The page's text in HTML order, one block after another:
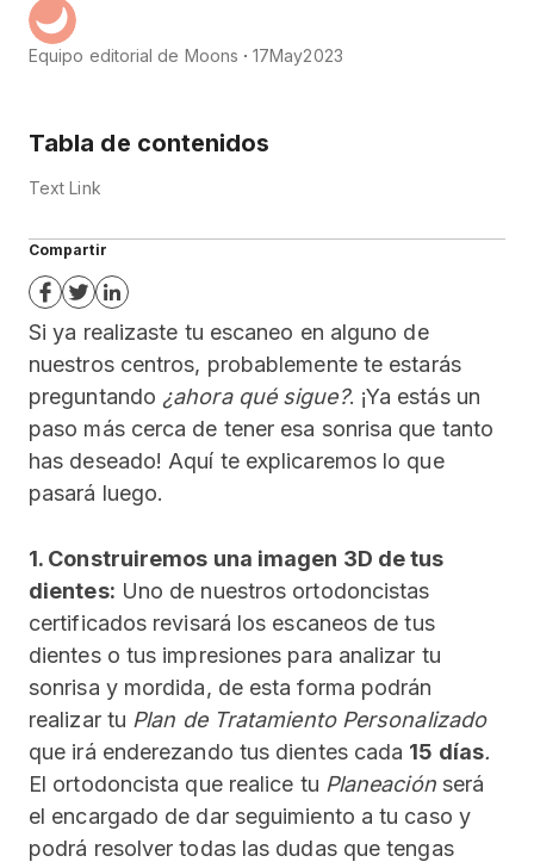
Equipo editorial de Moons 17May2023
Tabla de contenidos
Text Link
Compartir
Si ya realizaste tu escaneo en alguno de
nuestros centros, probablemente te estarás
preguntando ¿ahora qué sigue?. ¡Ya estás un
paso más cerca de tener esa sonrisa que tanto
has deseado! Aquí te explicaremos lo que
pasará luego.
1. Construiremos una imagen 3D de tus
dientes: Uno de nuestros ortodoncistas
certificados revisará los escaneos de tus
dientes o tus impresiones para analizar tu
sonrisa y mordida, de esta forma podrán
realizar tu Plan de Tratamiento Personalizado
que irá enderezando tus dientes cada 15 días.
El ortodoncista que realice tu Planeaciónserá
el encargado de dar seguimiento a tu caso y
podrá resolver todas las dudas que tengas